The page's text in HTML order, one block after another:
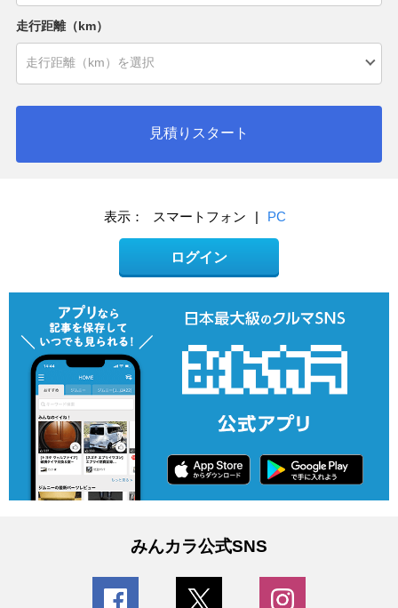
走行距離（km）
見積りスタート
表示： スマートフォン | PC
ログイン
みんカラ公式SNS